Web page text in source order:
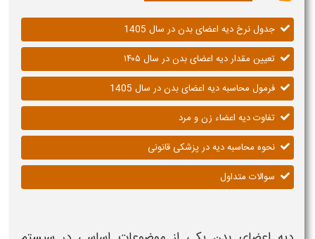
جدول نرخ دیه اعضای بدن در سال 1405
تعیین مقدار دیه اعضای بدن در سال ۱۴۰۵​
فرمول محاسبه دیه اعضای بدن در سال 1405
تفاوت دیه اعضاء زن و مرد
نحوه محاسبه دیه در پزشکی قانونی
سوالات متداول